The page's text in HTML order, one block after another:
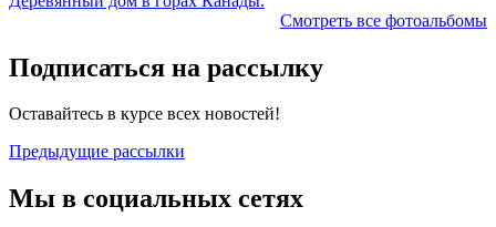
Смотреть все фотоальбомы
Подписаться на рассылку
Оставайтесь в курсе всех новостей!
Предыдущие рассылки
Мы в социальных сетях